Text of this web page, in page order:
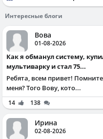
Интересные блоги
Вова
01-08-2026
Как я обманул систему, купил
мультиварку и стал 75...
Ребята, всем привет! Помните
меня? Того Вову, кото...
14 138
Ирина
02-08-2026